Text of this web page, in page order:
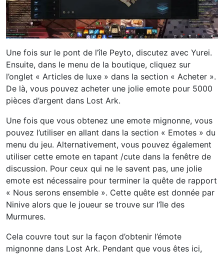
Une fois sur le pont de l’île Peyto, discutez avec Yurei.
Ensuite, dans le menu de la boutique, cliquez sur
l’onglet « Articles de luxe » dans la section « Acheter ».
De là, vous pouvez acheter une jolie emote pour 5000
pièces d’argent dans Lost Ark.
Une fois que vous obtenez une emote mignonne, vous
pouvez l’utiliser en allant dans la section « Emotes » du
menu du jeu. Alternativement, vous pouvez également
utiliser cette emote en tapant /cute dans la fenêtre de
discussion. Pour ceux qui ne le savent pas, une jolie
emote est nécessaire pour terminer la quête de rapport
« Nous serons ensemble ». Cette quête est donnée par
Ninive alors que le joueur se trouve sur l’île des
Murmures.
Cela couvre tout sur la façon d’obtenir l’émote
mignonne dans Lost Ark. Pendant que vous êtes ici,